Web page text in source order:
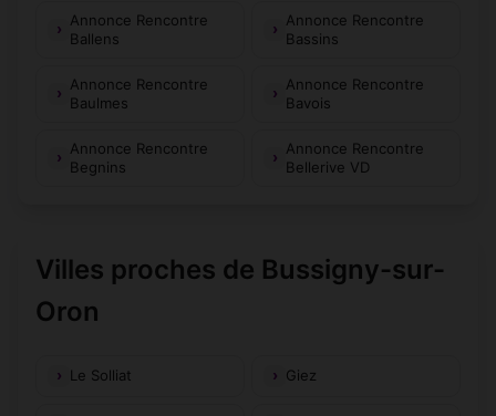
Annonce Rencontre
Ballens
Annonce Rencontre
Bassins
Annonce Rencontre
Baulmes
Annonce Rencontre
Bavois
Annonce Rencontre
Begnins
Annonce Rencontre
Bellerive VD
Villes proches de Bussigny-sur-
Oron
Le Solliat Giez